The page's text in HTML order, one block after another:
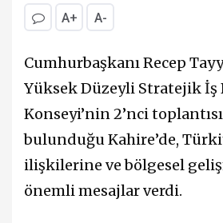
A+ A-
Cumhurbaşkanı Recep
Yüksek Düzeyli Stratejik
Konseyi’nin 2’nci
bulunduğu Kahire’de,
ilişkilerine ve bölgesel
önemli mesajlar verdi.